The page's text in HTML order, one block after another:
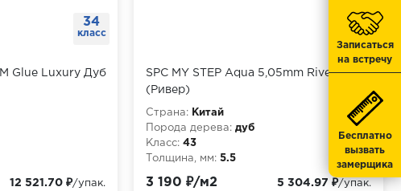
34
класс
Glue Luxury Дуб
12 521.70 ₽/упак.
43
класс
SPC MY STEP Aqua 5,05mm River
(Ривер)
Страна:
Китай
Порода дерева: дуб
Класс: 43
Толщина, мм: 5.5
3 190 ₽/м2 5 304.97 ₽/упак.
Записаться
на встречу
Бесплатно
вызвать
замерщика